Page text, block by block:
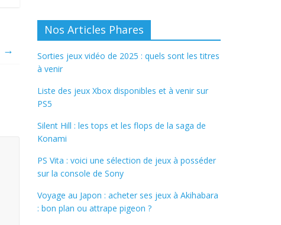
→
Nos Articles Phares
Sorties jeux vidéo de 2025 : quels sont les titres
à venir
Liste des jeux Xbox disponibles et à venir sur
PS5
Silent Hill : les tops et les flops de la saga de
Konami
PS Vita : voici une sélection de jeux à posséder
sur la console de Sony
Voyage au Japon : acheter ses jeux à Akihabara
: bon plan ou attrape pigeon ?